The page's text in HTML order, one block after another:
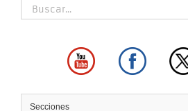
Secciones